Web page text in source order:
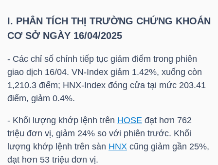
I. PHÂN TÍCH THỊ TRƯỜNG CHỨNG KHOÁN
CƠ SỞ NGÀY 16/04/2025
- Các chỉ số chính tiếp tục giảm điểm trong phiên
giao dịch 16/04. VN-Index giảm 1.42%, xuống còn
1,210.3 điểm; HNX-Index đóng cửa tại mức 203.41
điểm, giảm 0.4%.
- Khối lượng khớp lệnh trên HOSE đạt hơn 762
triệu đơn vị, giảm 24% so với phiên trước. Khối
lượng khớp lệnh trên sàn HNX cũng giảm gần 25%,
đạt hơn 53 triệu đơn vị.
CHÍNH
HÓA
KINH
TẾ